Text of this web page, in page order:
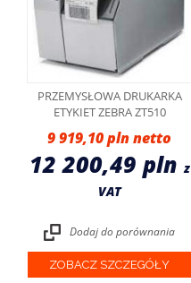
PRZEMYSŁOWA DRUKARKA
ETYKIET ZEBRA ZT510
9 919,10 pln
12 200,49 plnz
VAT
Dodaj do porównania
ZOBACZ SZCZEGÓŁY